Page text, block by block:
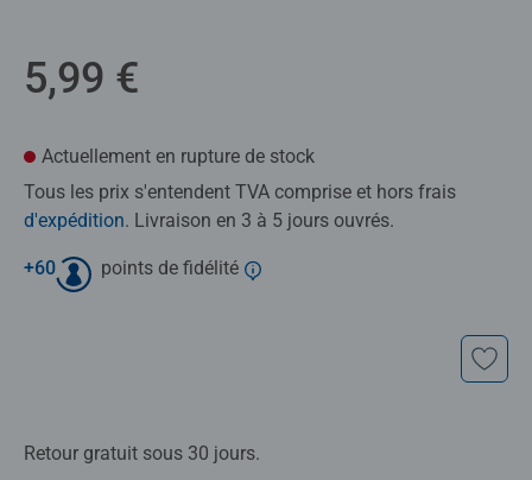
5,99 €
Actuellement en rupture de stock
Tous les prix s'entendent TVA comprise et hors frais
d'expédition. Livraison en 3 à 5 jours ouvrés.
+60 points de fidélité
Retour gratuit sous 30 jours.